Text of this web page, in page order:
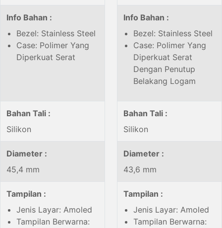
Info Bahan :
Bezel: Stainless Steel
Case: Polimer Yang
Diperkuat Serat
Info Bahan :
Bezel: Stainless Steel
Case: Polimer Yang
Diperkuat Serat
Dengan Penutup
Belakang Logam
Bahan Tali :
Silikon
Bahan Tali :
Silikon
Diameter :
45,4 mm
Diameter :
43,6 mm
Tampilan :
Jenis Layar: Amoled
Tampilan Berwarna:
Tampilan :
Jenis Layar: Amoled
Tampilan Berwarna: